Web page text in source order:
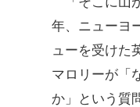
年、ニューヨ
ューを受けた
マロリーが「
か」という質